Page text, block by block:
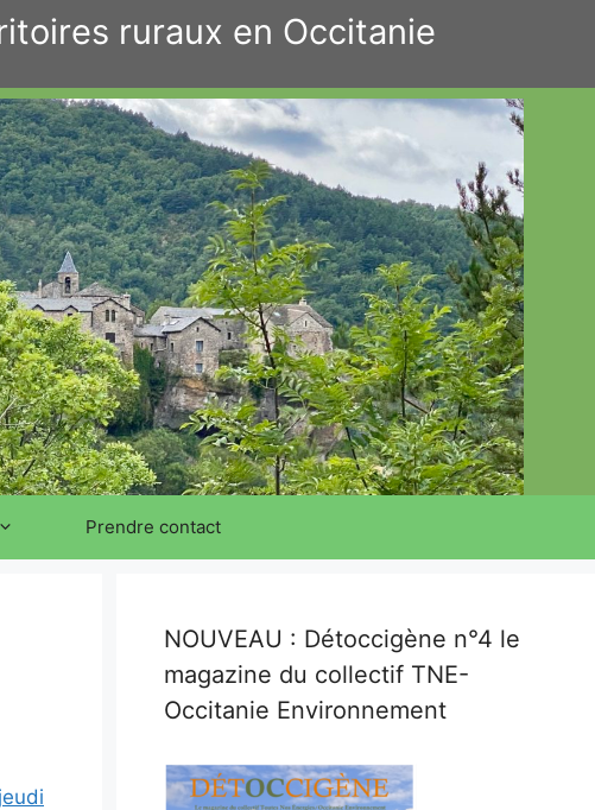
ruraux en Occitanie
Prendre contact
jeudi
NOUVEAU : Détoccigène n°4 le
magazine du collectif TNE-
Occitanie Environnement